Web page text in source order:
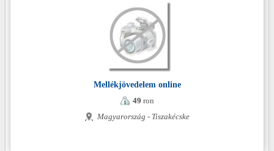
Mellékjövedelem online
49 ron
Magyarország - Tiszakécske